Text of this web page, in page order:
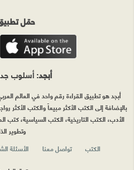
حمّل
أبجد: أسلوب
أبجد هو تطبيق القراءة رقم واحد في العالم
بالإضافة إلى الكتب الأكثر مبيعاً والكتب
الأدب، الكتب التاريخية، الكتب السياسية، كتب
وتطوير
الكتب
تواصل معنا الأسئلة